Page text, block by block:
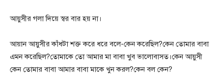
আয়ুসীর গলা দিয়ে স্বর বার হয় না।
আয়ান আয়ুসীর কাঁধটা শক্ত করে ধরে বলে-কেন করেছিল?কেন তোমার বাবা
এমন করেছিল?তোমাকে তো আমার মা বাবা খুব ভালোবাসত।কেন আয়ুসী
কেন তোমার বাবা আমার বাবা মাকে খুন করল?কেন বল কেন?